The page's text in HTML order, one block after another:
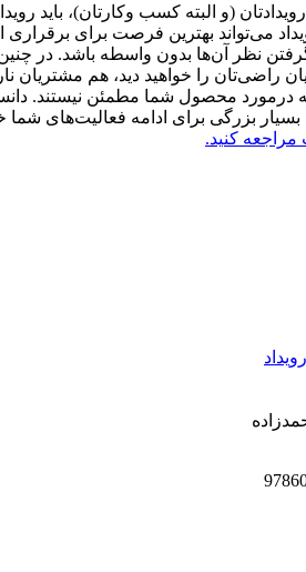
(و البته کسب وکارتان)، باید
می‌تواند بهترین فرصت برای برقراری
نظر آن‌ها بدون واسطه باشد. در
راضی‌تان را خواهید دید، هم مشتریان
درمورد محصول شما مطمئن نیستند.
بزرگی برای ادامه فعالیت‌های شما
مراجعه کنید.